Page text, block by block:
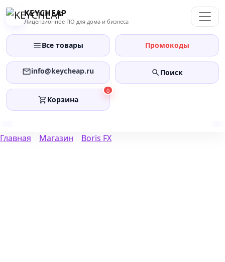
Перейти
KEYCHEAP
Лицензионное ПО для дома и бизнеса
Все товары Промокоды
info@keycheap.ru Поиск
0
Корзина
Главная Магазин Boris FX